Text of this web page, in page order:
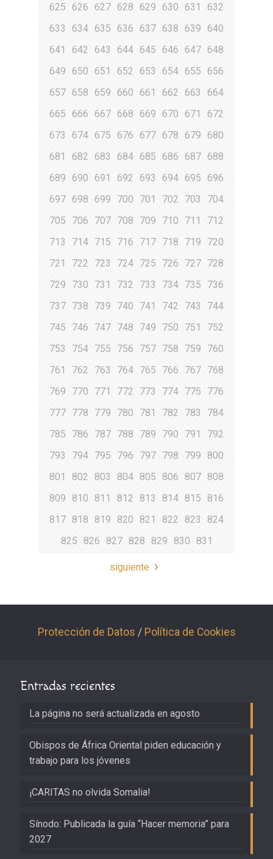
625
626 627 628 629 630 631
632
633
634 635 636 637 638 639 640
641
642 643 644 645 646 647 648
649
650 651 652 653 654 655 656
657 658 659 660 661 662 663
664
665
666 667 668 669 670 671
672
673
674 675 676 677 678 679
680
681
682 683 684 685 686 687 688
689
690 691 692 693 694 695
696
697 698 699 700 701 702 703
704
705
706 707 708 709 710 711
712
713
714 715 716 717 718 719
720
721
722 723 724 725 726 727 728
729
730 731 732 733 734 735
736
737 738 739 740 741 742 743
744
745
746 747 748 749 750 751
752
753
754 755 756 757 758 759
760
761
762 763 764 765 766 767 768
769
770 771 772 773 774 775
776
777 778 779 780 781 782 783
784
785
786 787 788 789 790 791
792
793
794 795 796 797 798 799
800
801
802 803 804 805 806 807 808
809
810 811 812 813 814 815
816
817 818 819 820 821 822 823
824
825
826 827 828 829 830 831
siguiente
Protección de Datos / Política de Cookies
Entradas recientes
La página no será actualizada en agosto
Obispos de África Oriental piden educación y
trabajo para los jóvenes
¡CARITAS no olvida Somalia!
Sínodo: Publicada la guía “Hacer memoria” para
2027